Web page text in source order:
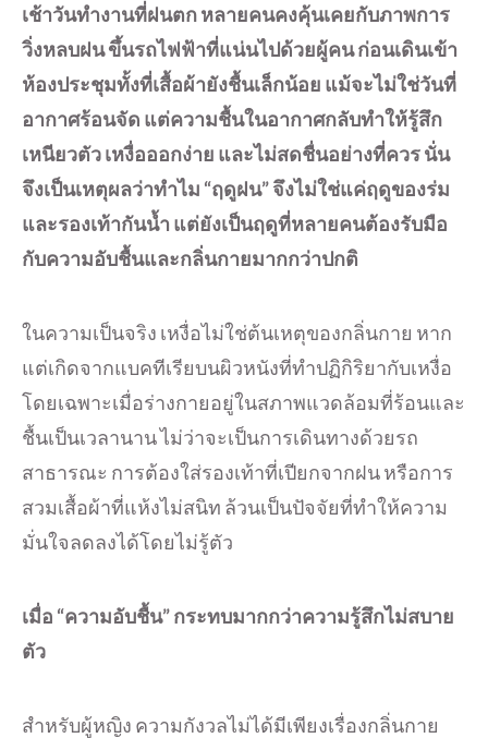
เช้าวันทำงานที่ฝนตก หลายคนคงคุ้นเคยกับภาพการ
วิ่งหลบฝน ขึ้นรถไฟฟ้าที่แน่นไปด้วยผู้คน ก่อนเดินเข้า
ห้องประชุมทั้งที่เสื้อผ้ายังชื้นเล็กน้อย แม้จะไม่ใช่วันที่
อากาศร้อนจัด แต่ความชื้นในอากาศกลับทำให้รู้สึก
เหนียวตัว เหงื่อออกง่าย และไม่สดชื่นอย่างที่ควร นั่น
จึงเป็นเหตุผลว่าทำไม “ฤดูฝน” จึงไม่ใช่แค่ฤดูของร่ม
และรองเท้ากันน้ำ แต่ยังเป็นฤดูที่หลายคนต้องรับมือ
กับความอับชื้นและกลิ่นกายมากกว่าปกติ
ในความเป็นจริง เหงื่อไม่ใช่ต้นเหตุของกลิ่นกาย หาก
แต่เกิดจากแบคทีเรียบนผิวหนังที่ทำปฏิกิริยากับเหงื่อ
โดยเฉพาะเมื่อร่างกายอยู่ในสภาพแวดล้อมที่ร้อนและ
ชื้นเป็นเวลานาน ไม่ว่าจะเป็นการเดินทางด้วยรถ
สาธารณะ การต้องใส่รองเท้าที่เปียกจากฝน หรือการ
สวมเสื้อผ้าที่แห้งไม่สนิท ล้วนเป็นปัจจัยที่ทำให้ความ
มั่นใจลดลงได้โดยไม่รู้ตัว
เมื่อ “ความอับชื้น” กระทบมากกว่าความรู้สึกไม่สบาย
ตัว
สำหรับผู้หญิง ความกังวลไม่ได้มีเพียงเรื่องกลิ่นกาย